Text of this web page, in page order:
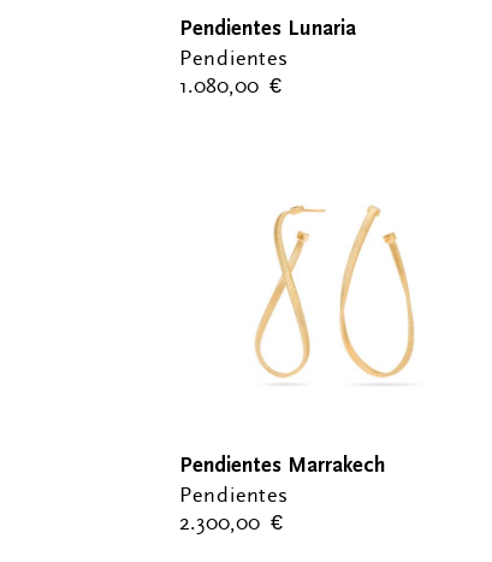
Pendientes
Pendientes Lunaria
1.080,00€
Pendientes
Pendientes Marrakech
2.300,00€